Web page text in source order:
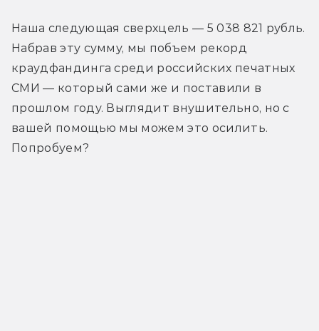
Наша следующая сверхцель — 5 038 821 рубль.
Набрав эту сумму, мы побъем рекорд
краудфандинга среди российских печатных
СМИ — который сами же и поставили в
прошлом году. Выглядит внушительно, но с
вашей помощью мы можем это осилить.
Попробуем?